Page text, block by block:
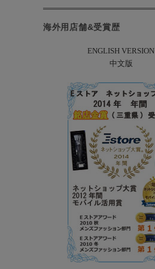
海外用店舗&受賞歴
ENGLISH VERSION
中文版